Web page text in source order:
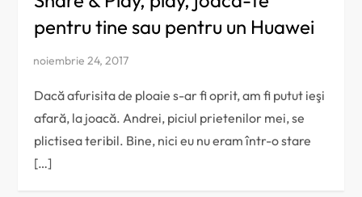
pentru tine sau pentru un Huawei
Dacă afurisita de ploaie s-ar fi oprit, am fi putut ieşi
afară, la joacă. Andrei, piciul prietenilor mei, se
plictisea teribil. Bine, nici eu nu eram într-o stare
[…]